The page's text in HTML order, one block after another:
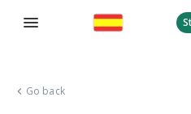
Go back